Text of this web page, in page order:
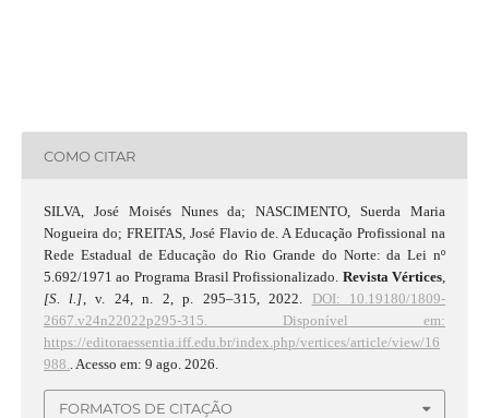
COMO CITAR
SILVA, José Moisés Nunes da; NASCIMENTO, Suerda Maria
Nogueira do; FREITAS, José Flavio de. A Educação Profissional na
Rede Estadual de Educação do Rio Grande do Norte: da Lei nº
5.692/1971 ao Programa Brasil Profissionalizado. Revista Vértices,
[S. l.], v. 24, n. 2, p. 295–315, 2022. DOI: 10.19180/1809-
2667.v24n22022p295-315. Disponível em:
https://editoraessentia.iff.edu.br/index.php/vertices/article/view/16
988.. Acesso em: 9 ago. 2026.
FORMATOS DE CITAÇÃO